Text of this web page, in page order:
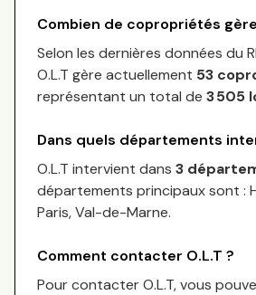
Combien de copropriétés gère
Selon les dernières données du
O.L.T gère actuellement 53
représentant un total de 3 505
Dans quels départements
O.L.T intervient dans 3
départements principaux sont :
Paris, Val-de-Marne.
Comment contacter O.L.T ?
Pour contacterO.L.T, vous